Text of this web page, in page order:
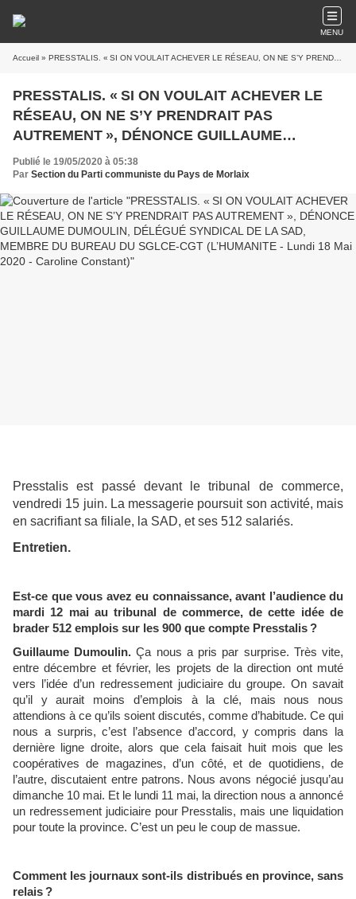
MENU
Accueil » PRESSTALIS. « SI ON VOULAIT ACHEVER LE RÉSEAU, ON NE S’Y PRENDRAIT PAS AUTREMENT », DÉNONCE GUILLAUME DUMOULIN, DÉLÉGUÉ SYNDICAL DE LA SAD, MEMBRE DU BUREAU DU SGLCE-CGT (L’HUMANITE - Lundi 18 Mai 2020 - Caroline Constant)
PRESSTALIS. « SI ON VOULAIT ACHEVER LE
RÉSEAU, ON NE S’Y PRENDRAIT PAS
AUTREMENT », DÉNONCE GUILLAUME
DUMOULIN, DÉLÉGUÉ SYNDICAL DE LA SAD,
MEMBRE DU BUREAU DU SGLCE-CGT
(L’HUMANITE - Lundi 18 Mai 2020 - Caroline
Constant)
Publié le 19/05/2020 à 05:38
Par Section du Parti communiste du Pays de Morlaix
Presstalis est passé devant le tribunal de commerce,
vendredi 15 juin. La messagerie poursuit son activité, mais
en sacrifiant sa filiale, la SAD, et ses 512 salariés.
Entretien.
Est-ce que vous avez eu connaissance, avant l’audience du
mardi 12 mai au tribunal de commerce, de cette idée de
brader 512 emplois sur les 900 que compte Presstalis ?
Guillaume Dumoulin. Ça nous a pris par surprise. Très vite,
entre décembre et février, les projets de la direction ont muté
vers l’idée d’un redressement judiciaire du groupe. On savait
qu’il y aurait moins d’emplois à la clé, mais nous nous
attendions à ce qu’ils soient discutés, comme d’habitude. Ce qui
nous a surpris, c’est l’absence d’accord, y compris dans la
dernière ligne droite, alors que cela faisait huit mois que les
coopératives de magazines, d’un côté, et de quotidiens, de
l’autre, discutaient entre patrons. Nous avons négocié jusqu’au
dimanche 10 mai. Et le lundi 11 mai, la direction nous a annoncé
un redressement judiciaire pour Presstalis, mais une liquidation
pour toute la province. C’est un peu le coup de massue.
Comment les journaux sont-ils distribués en province, sans
relais ?